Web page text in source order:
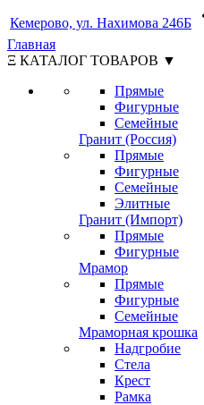
Кемерово, ул. Нахимова 246Б
Главная
Ξ КАТАЛОГ ТОВАРОВ ▼
Прямые
Фигурные
Семейные
Гранит (Россия)
Прямые
Фигурные
Семейные
Элитные
Гранит (Импорт)
Прямые
Фигурные
Мрамор
Прямые
Фигурные
Семейные
Мраморная крошка
Надгробие
Стела
Крест
Рамка